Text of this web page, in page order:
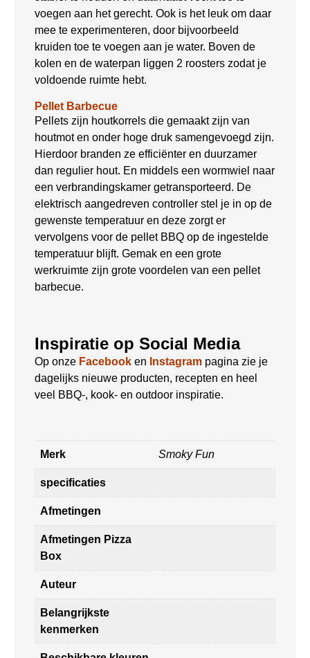
voegen aan het gerecht. Ook is het leuk om daar
mee te experimenteren, door bijvoorbeeld
kruiden toe te voegen aan je water. Boven de
kolen en de waterpan liggen 2 roosters zodat je
voldoende ruimte hebt.
Pellet Barbecue
Pellets zijn houtkorrels die gemaakt zijn van
houtmot en onder hoge druk samengevoegd zijn.
Hierdoor branden ze efficiënter en duurzamer
dan regulier hout. En middels een wormwiel naar
een verbrandingskamer getransporteerd. De
elektrisch aangedreven controller stel je in op de
gewenste temperatuur en deze zorgt er
vervolgens voor de pellet BBQ op de ingestelde
temperatuur blijft. Gemak en een grote
werkruimte zijn grote voordelen van een pellet
barbecue.
Inspiratie op Social Media
Op onze Facebook en Instagram pagina zie je
dagelijks nieuwe producten, recepten en heel
veel BBQ-, kook- en outdoor inspiratie.
Merk Smoky Fun
specificaties
Afmetingen
Afmetingen Pizza
Box
Auteur
Belangrijkste
kenmerken